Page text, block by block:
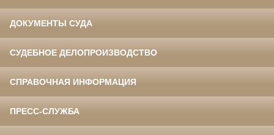
ДОКУМЕНТЫ СУДА
СУДЕБНОЕ ДЕЛОПРОИЗВОДСТВО
СПРАВОЧНАЯ ИНФОРМАЦИЯ
ПРЕСС-СЛУЖБА